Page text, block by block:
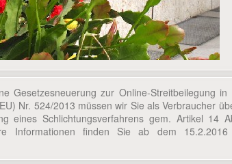
Gesetzesneuerung zur Online-Streitbeilegung in
Nr. 524/2013 müssen wir Sie als Verbraucher
eines Schlichtungsverfahrens gem. Artikel 14
Informationen finden Sie ab dem